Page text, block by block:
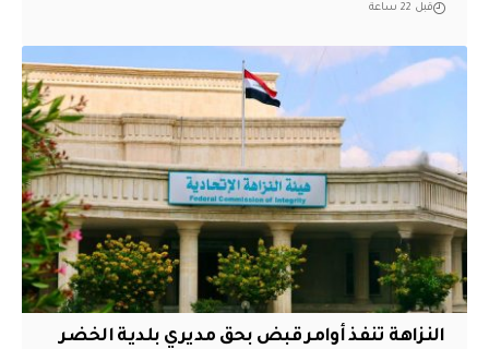
قبل 22 ساعة
النزاهة تنفذ أوامر قبض بحق مديري بلدية الخضر